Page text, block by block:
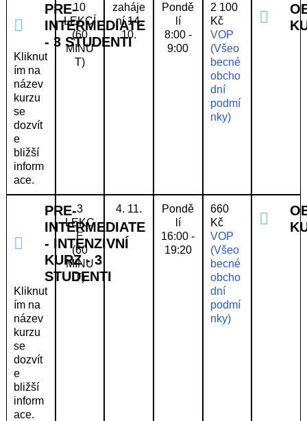
PRE-
INTERMEDIATE
- 3 STUDENTI
Kliknut
ím na
název
kurzu
se
dozvít
e
bližší
inform
ace.
10
LEKCÍ
(60
MINU
T)
zaháje
ní 14.
10.
Pondě
lí
8:00 -
9:00
2 100
Kč
VOP
(Všeo
becné
obcho
dní
podmí
nky)
PRE-
INTERMEDIATE
- INTENZIVNÍ
KURZ - 3
STUDENTI
Kliknut
ím na
název
kurzu
se
dozvít
e
bližší
inform
ace.
3
LEKC
E
(60
MINU
T)
4. 11.
Pondě
lí
16:00 -
19:20
660
Kč
VOP
(Všeo
becné
obcho
dní
podmí
nky)